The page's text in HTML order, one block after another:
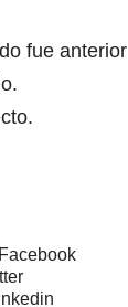
fue anterior
Facebook